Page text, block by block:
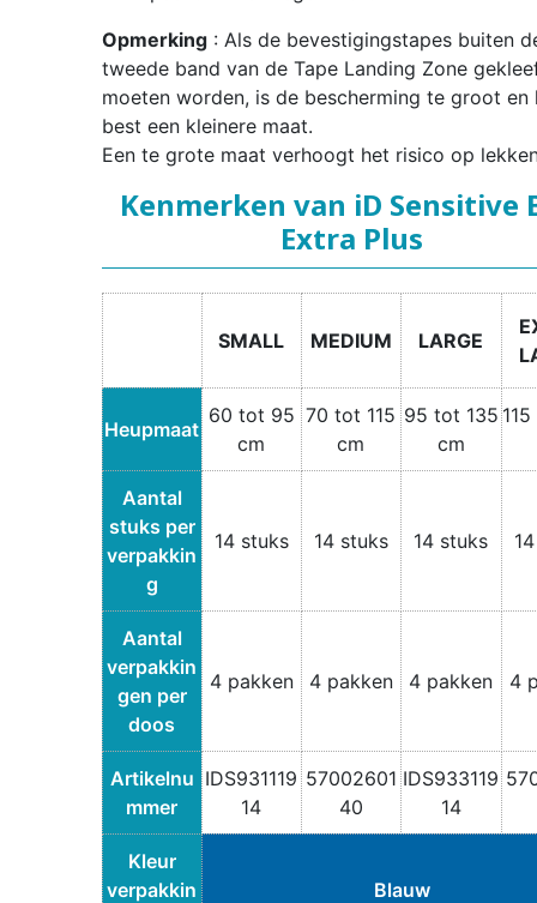
Opmerking: Als de bevestigingstapes buiten
tweede band van de Tape Landing Zone
moeten worden, is de bescherming te groot en
best een kleinere maat.
Een te grote maat verhoogt het risico op
Kenmerken van iD Sensitive
Extra Plus
SMALL MEDIUM LARGE
Heupmaat
60 tot 95
cm
70 tot 115
cm
95 tot 135
cm
Aantal
stuks per
verpakkin
g
14 stuks 14 stuks 14 stuks
Aantal
verpakkin
gen per
doos
4 pakken 4 pakken 4 pakken 4
Artikelnu
mmer
IDS931119
14
57002601
40
IDS933119
14
Kleur
verpakkin
Blauw